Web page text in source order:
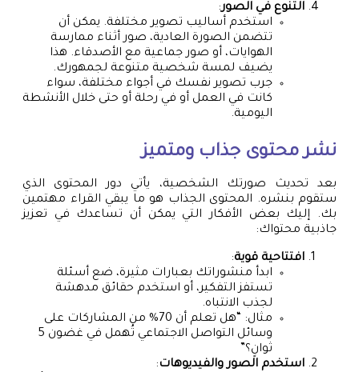
التنوع في الصور:
استخدم أساليب تصوير مختلفة. يمكن أن
تتضمن الصورة العادية، صور أثناء ممارسة
الهوايات، أو صور جماعية مع الأصدقاء. هذا
يضيف لمسة شخصية متنوعة لجمهورك.
جرب تصوير نفسك في أجواء مختلفة، سواء
كانت في العمل أو في رحلة أو حتى خلال الأنشطة
اليومية.
نشر محتوى جذاب ومتميز
بعد تحديث صورتك الشخصية، يأتي دور المحتوى الذي
ستقوم بنشره. المحتوى الجذاب هو ما يبقي القراء مهتمين
بك. إليك بعض الأفكار التي يمكن أن تساعدك في تعزيز
جاذبية محتواك:
افتتاحية قوية:
ابدأ منشوراتك بعبارات مثيرة، ضع أسئلة
تستفز التفكير، أو استخدم حقائق مدهشة
لجذب الانتباه.
مثال: “هل تعلم أن 70% من المشاركات على
وسائل التواصل الاجتماعي تُهمل في غضون 5
ثوانٍ؟”
استخدم الصور والفيديوهات: